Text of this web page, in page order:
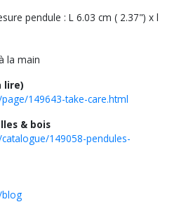
pendule : L 6.03 cm ( 2.37") x l
la main
lire)
149643-take-care.html
& bois
149058-pendules-